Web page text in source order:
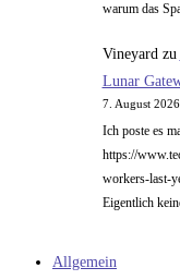
warum das
Vineyard zu
Lunar
7. August 2026
Ich poste es
https://
workers-last-
Eigentlich
Allgemein